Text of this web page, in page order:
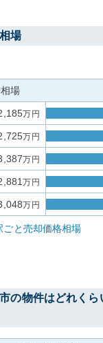
場
場
万円
万円
万円
万円
万円
ごと売却価格相場
の物件はどれくら